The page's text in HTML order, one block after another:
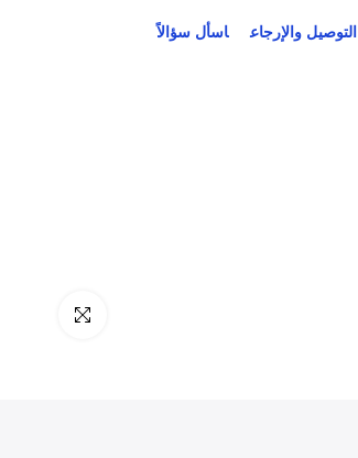
انقر للتكبير
التوصيل والإرجاع اسأل سؤالاً